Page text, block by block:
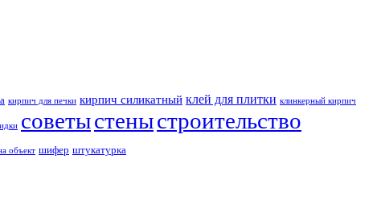
кирпич для печки кирпич силикатный клей для плитки клинкерный кирпич
советыстеныстроительство
объект шифер штукатурка